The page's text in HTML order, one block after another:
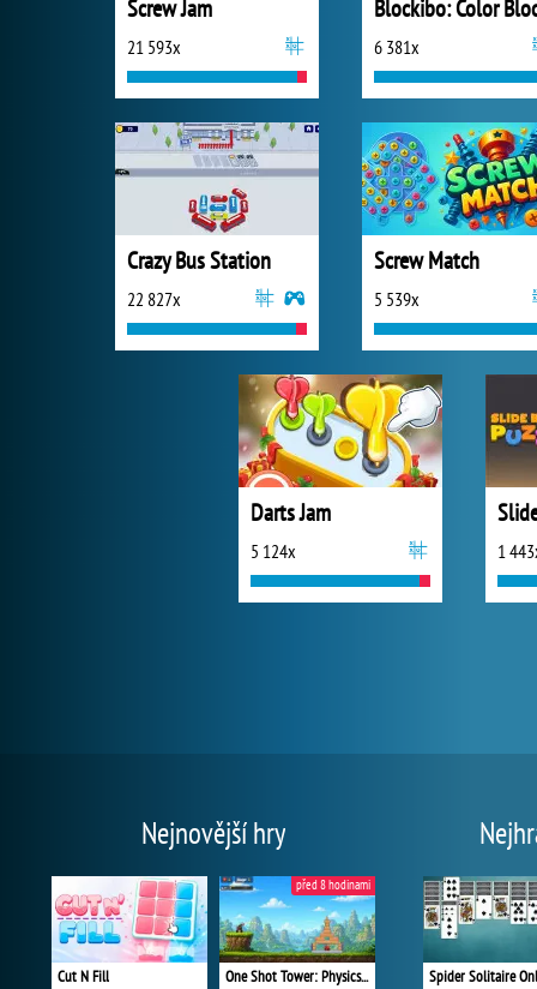
Screw Jam
21 593x 6 381x
Crazy Bus Station
22 827x
Screw Match
5 539x
Darts Jam
5 124x 1
Nejnovější hry
Cut N Fill One Shot Tower: Physics Destroyer
před 8 hodinami
Spider Solitaire